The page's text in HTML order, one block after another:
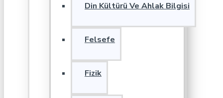
Din Kültürü Ve Ahlak Bilgisi
Felsefe
Fizik